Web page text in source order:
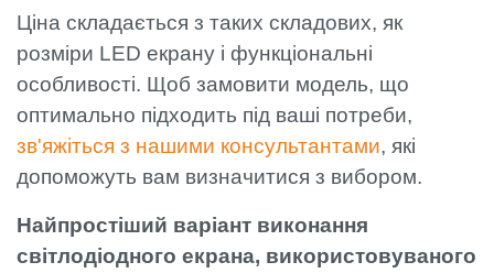
Ціна складається з таких складових, як
розміри LED екрану і функціональні
особливості. Щоб замовити модель, що
оптимально підходить під ваші потреби,
зв'яжіться з нашими консультантами, які
допоможуть вам визначитися з вибором.
Найпростіший варіант виконання
світлодіодного екрана, використовуваного